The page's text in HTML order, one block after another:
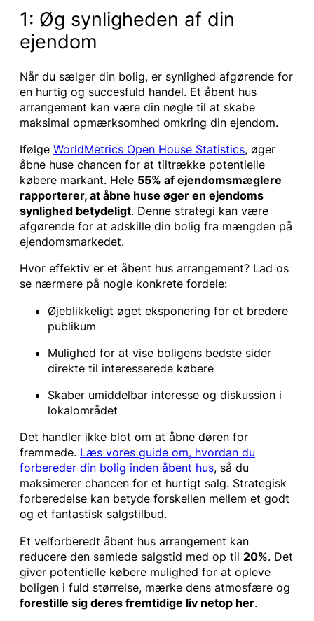
1: Øg synligheden af din
ejendom
Når du sælger din bolig, er synlighed afgørende for
en hurtig og succesfuld handel. Et åbent hus
arrangement kan være din nøgle til at skabe
maksimal opmærksomhed omkring din ejendom.
Ifølge WorldMetrics Open House Statistics, øger
åbne huse chancen for at tiltrække potentielle
købere markant. Hele 55% af ejendomsmæglere
rapporterer, at åbne huse øger en ejendoms
synlighed betydeligt. Denne strategi kan være
afgørende for at adskille din bolig fra mængden på
ejendomsmarkedet.
Hvor effektiv er et åbent hus arrangement? Lad os
se nærmere på nogle konkrete fordele:
Øjeblikkeligt øget eksponering for et bredere
publikum
Mulighed for at vise boligens bedste sider
direkte til interesserede købere
Skaber umiddelbar interesse og diskussion i
lokalområdet
Det handler ikke blot om at åbne døren for
fremmede. Læs vores guide om, hvordan du
forbereder din bolig inden åbent hus, så du
maksimerer chancen for et hurtigt salg. Strategisk
forberedelse kan betyde forskellen mellem et godt
og et fantastisk salgstilbud.
Et velforberedt åbent hus arrangement kan
reducere den samlede salgstid med op til 20%. Det
giver potentielle købere mulighed for at opleve
boligen i fuld størrelse, mærke dens atmosfære og
forestille sig deres fremtidige liv netop her.